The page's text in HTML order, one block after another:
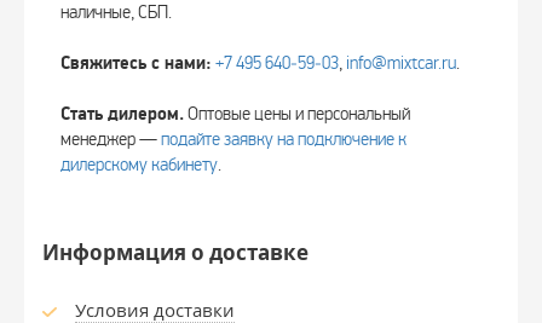
наличные, СБП.
Свяжитесь с нами: +7 495 640‑59‑03, info@mixtcar.ru.
Стать дилером.Оптовые цены и персональный
менеджер —подайте заявку на подключение к
дилерскому кабинету.
Информация о доставке
Условия доставки